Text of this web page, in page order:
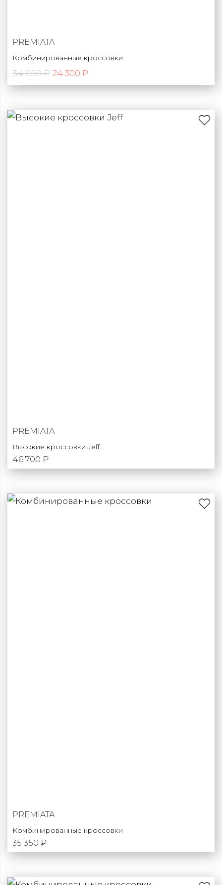
PREMIATA
Комбинированные кроссовки
34 650 ₽ 24 300 ₽
PREMIATA
Высокие кроссовки Jeff
46 700 ₽
PREMIATA
Комбинированные кроссовки
35 350 ₽